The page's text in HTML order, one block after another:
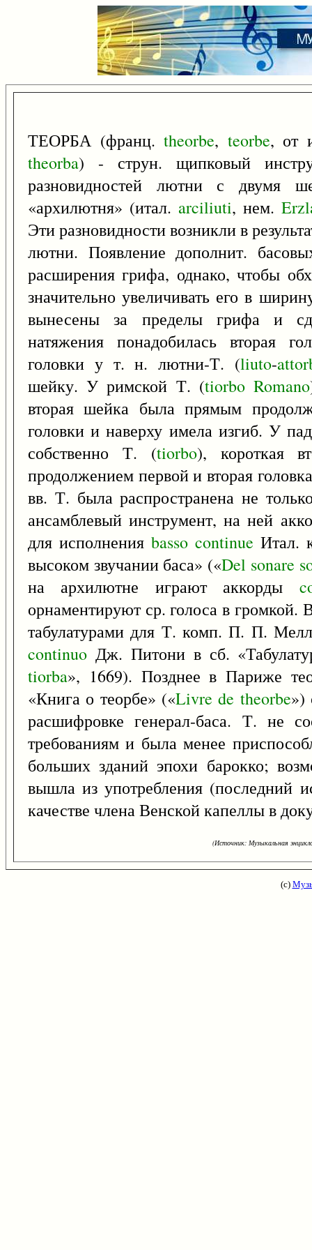
ТЕОРБА (франц.theorbe, teorbe, от
theorba) - струн. щипковый
разновидностей лютни с двумя
«архилютня» (итал. arciliuti, нем.
Эти разновидности возникли в
лютни. Появление дополнит.
расширения грифа, однако, чтобы
значительно увеличивать его в
вынесены за пределы грифа и
натяжения понадобилась вторая
головки у т. н. лютни-Т. (liuto-
шейку. У римской Т. (tiorbo Romano
вторая шейка была прямым
головки и наверху имела изгиб. У
собственно Т. (tiorbo), короткая
продолжением первой и вторая
вв. Т. была распространена не
ансамблевый инструмент, на ней
для исполнения basso continue Итал.
высоком звучании баса» («Del sonare
на архилютне играют аккорды
орнаментируют ср. голоса в громкой.
табулатурами для Т. комп. П. П.
continuo Дж. Питони в сб.
tiorba», 1669). Позднее в Париже
«Книга о теорбе» («Livre de theorbe»)
расшифровке генерал-баса. Т. не
требованиям и была менее
больших зданий эпохи барокко;
вышла из употребления (последний
качестве члена Венской капеллы в
(Источник: Музыкальная
(с)